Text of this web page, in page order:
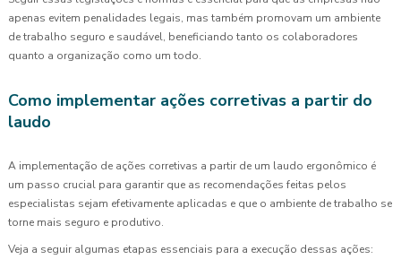
apenas evitem penalidades legais, mas também promovam um ambiente
de trabalho seguro e saudável, beneficiando tanto os colaboradores
quanto a organização como um todo.
Como implementar ações corretivas a partir do
laudo
A implementação de ações corretivas a partir de um laudo ergonômico é
um passo crucial para garantir que as recomendações feitas pelos
especialistas sejam efetivamente aplicadas e que o ambiente de trabalho se
torne mais seguro e produtivo.
Veja a seguir algumas etapas essenciais para a execução dessas ações: